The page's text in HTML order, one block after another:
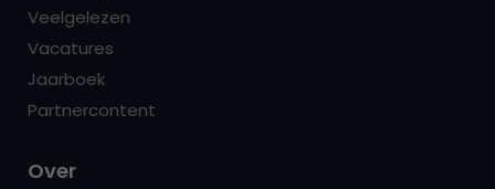
Veelgelezen
Vacatures
Jaarboek
Partnercontent
Over